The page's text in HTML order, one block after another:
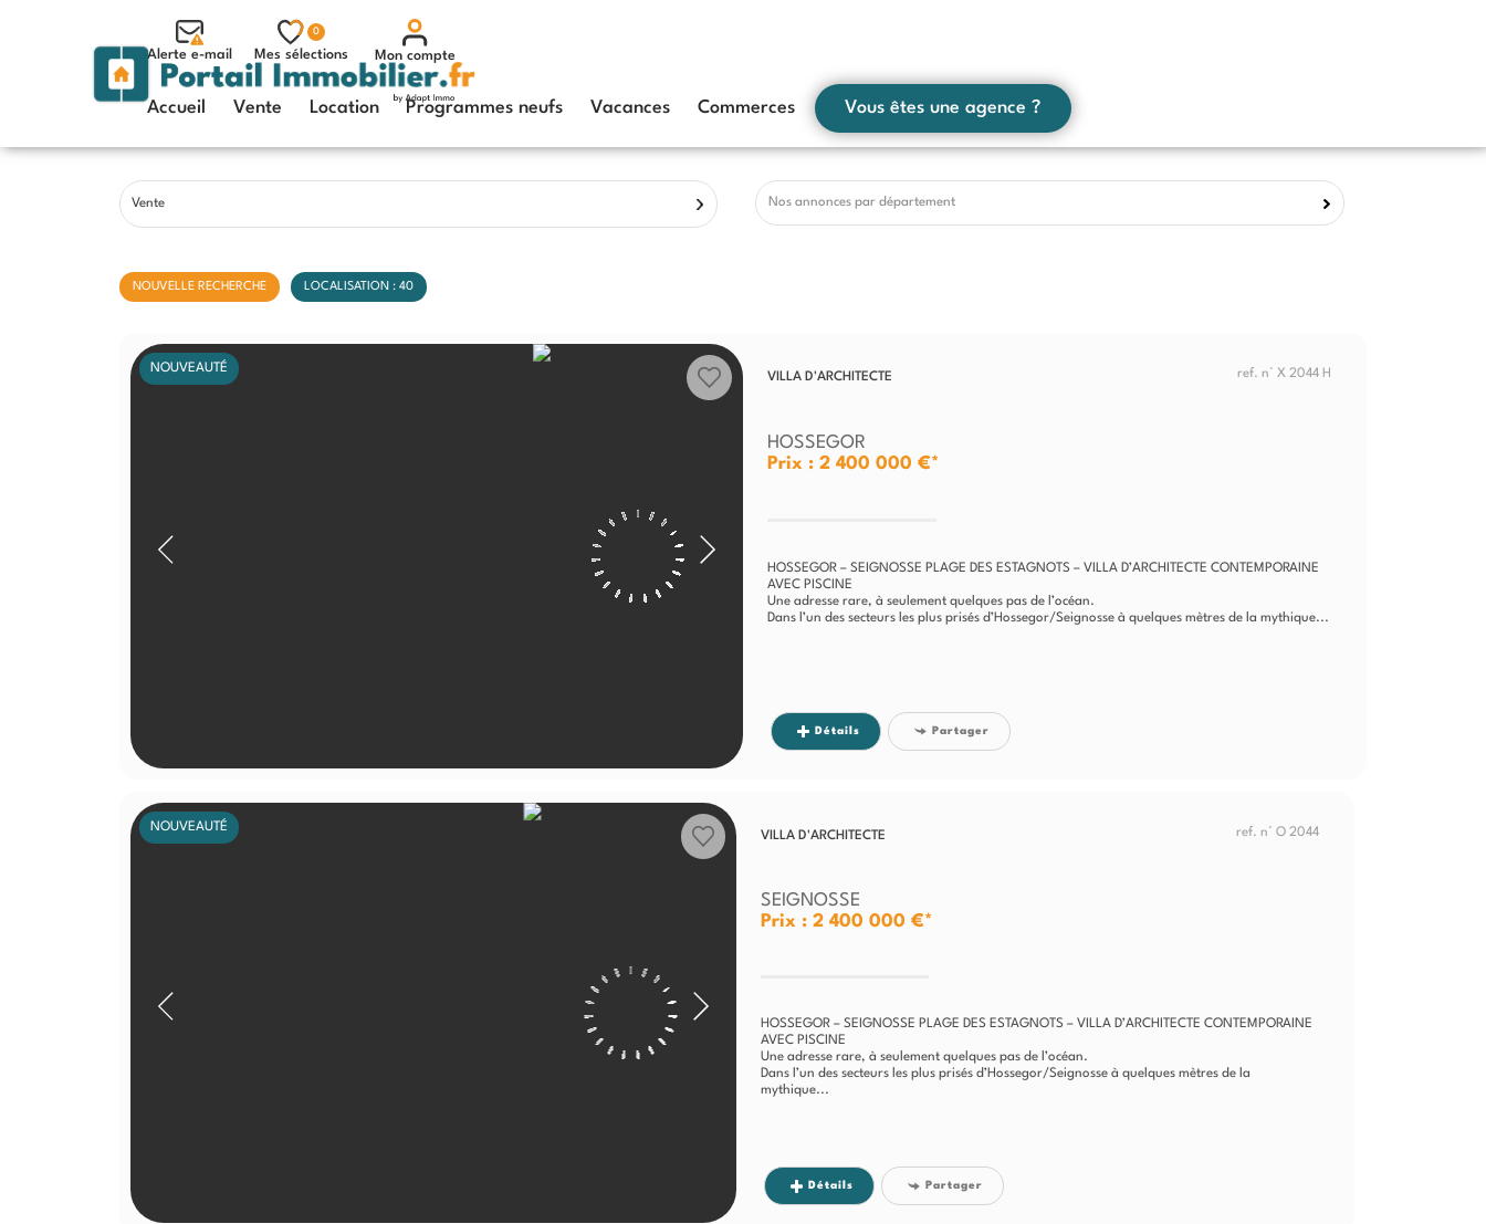
Alerte e-mail
0
Mes sélections Mon compte
Accueil Vente Location Programmes neufs Vacances Commerces Vous êtes une agence ?
Vente Nos annonces par département
NOUVELLE RECHERCHE LOCALISATION : 40
NOUVEAUTÉ
VILLA D'ARCHITECTE ref. n° X 2044 H
HOSSEGOR
Prix : 2 400 000 €*
HOSSEGOR – SEIGNOSSE PLAGE DES ESTAGNOTS – VILLA D’ARCHITECTE CONTEMPORAINE
AVEC PISCINE
Une adresse rare, à seulement quelques pas de l’océan.
Dans l’un des secteurs les plus prisés d’Hossegor/Seignosse à quelques mètres de la mythique...
Détails Partager
NOUVEAUTÉ
VILLA D'ARCHITECTE ref. n° O 2044
SEIGNOSSE
Prix : 2 400 000 €*
HOSSEGOR – SEIGNOSSE PLAGE DES ESTAGNOTS – VILLA D’ARCHITECTE CONTEMPORAINE
AVEC PISCINE
Une adresse rare, à seulement quelques pas de l’océan.
Dans l’un des secteurs les plus prisés d’Hossegor/Seignosse à quelques mètres de la
mythique...
Détails Partager